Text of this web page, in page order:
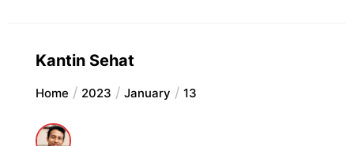
Kantin Sehat
Home 2023 January 13